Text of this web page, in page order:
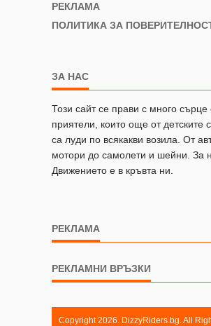
РЕКЛАМА
ПОЛИТИКА ЗА
ЗА НАС
Този сайт се прави с много сърце
приятели, които още от детските
са луди по всякакви возила. От
мотори до самолети и шейни. За
Движението е в кръвта ни.
РЕКЛАМА
РЕКЛАМНИ ВРЪЗКИ
Copyright 2026. DizzyRiders.bg. All